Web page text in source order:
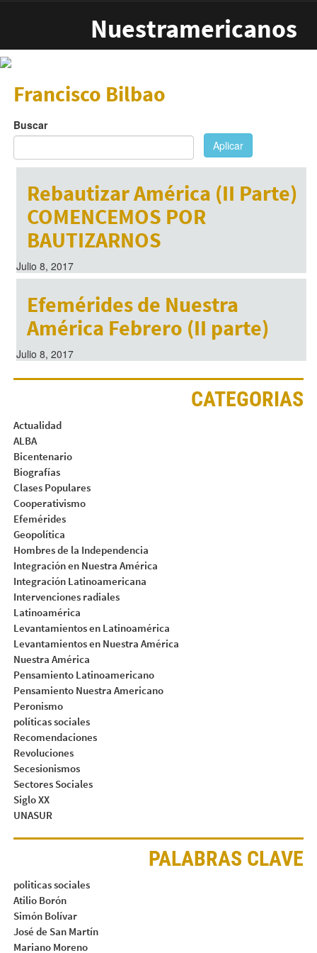
Nuestramericanos
Francisco Bilbao
Buscar
Aplicar
Rebautizar América (II Parte)
COMENCEMOS POR
BAUTIZARNOS
Julio 8, 2017
Efemérides de Nuestra
América Febrero (II parte)
Julio 8, 2017
CATEGORIAS
Actualidad
ALBA
Bicentenario
Biografías
Clases Populares
Cooperativismo
Efemérides
Geopolítica
Hombres de la Independencia
Integración en Nuestra América
Integración Latinoamericana
Intervenciones radiales
Latinoamérica
Levantamientos en Latinoamérica
Levantamientos en Nuestra América
Nuestra América
Pensamiento Latinoamericano
Pensamiento Nuestra Americano
Peronismo
políticas sociales
Recomendaciones
Revoluciones
Secesionismos
Sectores Sociales
Siglo XX
UNASUR
PALABRAS CLAVE
politicas sociales
Atilio Borón
Simón Bolívar
José de San Martín
Mariano Moreno